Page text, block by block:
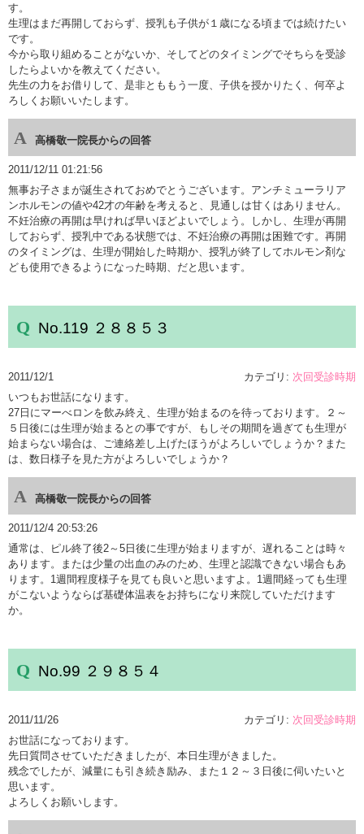
す。
生理はまだ再開しておらず、授乳も子供が１歳になる頃までは続けたい
です。
今から取り組めることがないか、そしてどのタイミングでそちらを受診
したらよいかを教えてください。
先生の力をお借りして、是非とももう一度、子供を授かりたく、何卒よ
ろしくお願いいたします。
高橋敬一院長からの回答
2011/12/11 01:21:56
無事お子さまが誕生されておめでとうございます。アンチミューラリア
ンホルモンの値や42才の年齢を考えると、見通しは甘くはありません。
不妊治療の再開は早ければ早いほどよいでしょう。しかし、生理が再開
しておらず、授乳中である状態では、不妊治療の再開は困難です。再開
のタイミングは、生理が開始した時期か、授乳が終了してホルモン剤な
ども使用できるようになった時期、だと思います。
No.119 ２８８５３
カテゴリ: 次回受診時期
2011/12/1
いつもお世話になります。
27日にマーべロンを飲み終え、生理が始まるのを待っております。２～
５日後には生理が始まるとの事ですが、もしその期間を過ぎても生理が
始まらない場合は、ご連絡差し上げたほうがよろしいでしょうか？また
は、数日様子を見た方がよろしいでしょうか？
高橋敬一院長からの回答
2011/12/4 20:53:26
通常は、ピル終了後2～5日後に生理が始まりますが、遅れることは時々
あります。または少量の出血のみのため、生理と認識できない場合もあ
ります。1週間程度様子を見ても良いと思いますよ。1週間経っても生理
がこないようならば基礎体温表をお持ちになり来院していただけます
か。
No.99 ２９８５４
カテゴリ: 次回受診時期
2011/11/26
お世話になっております。
先日質問させていただきましたが、本日生理がきました。
残念でしたが、減量にも引き続き励み、また１２～３日後に伺いたいと
思います。
よろしくお願いします。